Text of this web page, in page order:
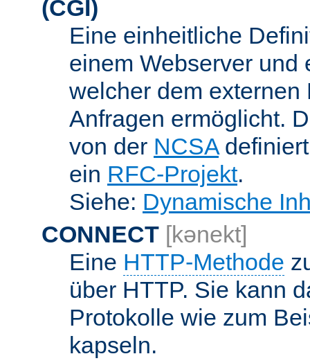
(CGI)
Eine einheitliche
einem Webserver und
welcher dem
Anfragen ermöglicht.
von der NCSA
ein RFC-Projekt.
Siehe: Dynamische
CONNECT [kənekt]
Eine HTTP-Methode
über HTTP. Sie kann
Protokolle wie zum
kapseln.